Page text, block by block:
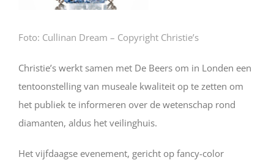
Foto: Cullinan Dream – Copyright Christie’s
Christie’s werkt samen met De Beers om in Londen een
tentoonstelling van museale kwaliteit op te zetten om
het publiek te informeren over de wetenschap rond
diamanten, aldus het veilinghuis.
Het vijfdaagse evenement, gericht op fancy-color